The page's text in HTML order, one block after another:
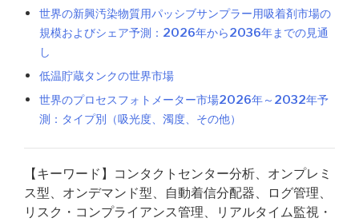
世界の新興汚染物質用パッシブサンプラー用吸着剤市場の
規模およびシェア予測：2026年から2036年までの見通
し
低温貯蔵タンクの世界市場
世界のプロセスフォトメーター市場2026年～2032年予
測：タイプ別（吸光度、濁度、その他）
【キーワード】コンタクトセンター分析、オンプレミ
ス型、オンデマンド型、自動着信分配器、ログ管理、
リスク・コンプライアンス管理、リアルタイム監視・